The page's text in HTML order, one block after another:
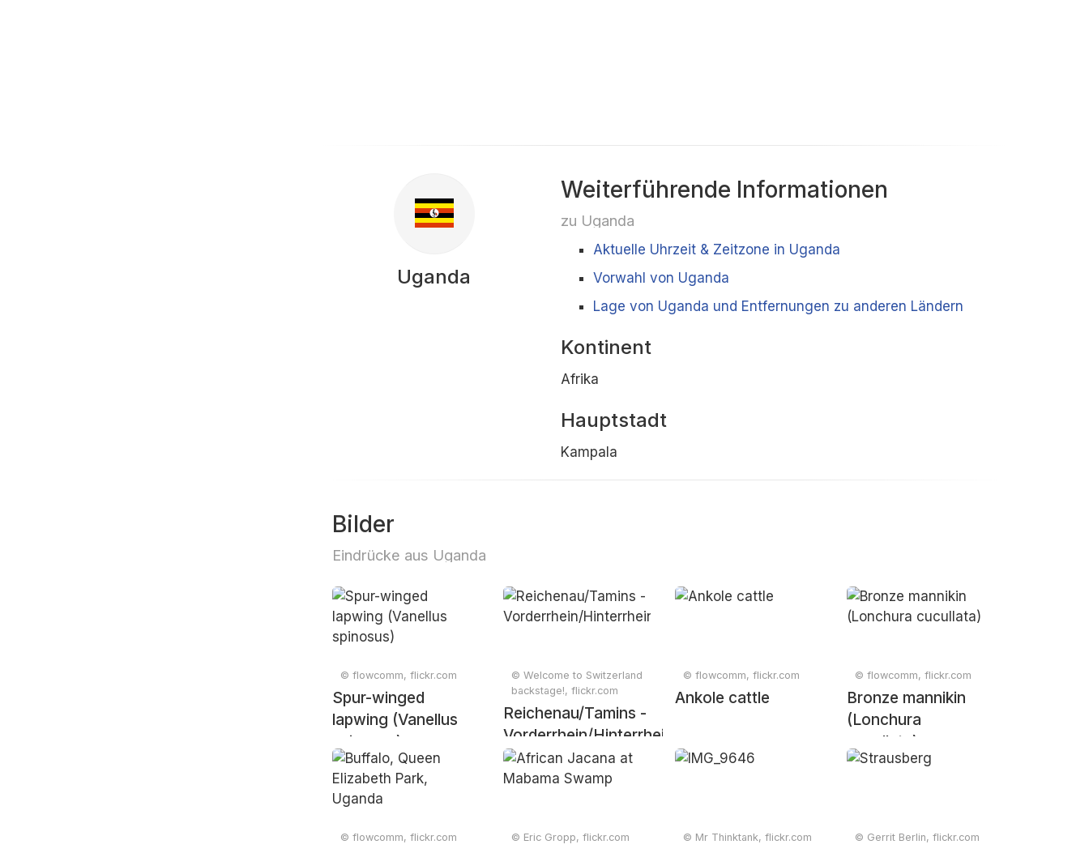
Uganda
Weiterführende Informationen
zu Uganda
Aktuelle Uhrzeit & Zeitzone in Uganda
Vorwahl von Uganda
Lage von Uganda und Entfernungen zu anderen Ländern
Kontinent
Afrika
Hauptstadt
Kampala
Bilder
Eindrücke aus Uganda
© flowcomm, flickr.com
Spur-winged
lapwing (Vanellus
spinosus)
© Welcome to Switzerland
backstage!, flickr.com
Reichenau/Tamins -
Vorderrhein/Hinterrhein
© flowcomm, flickr.com
Ankole cattle
© flowcomm, flickr.com
Bronze mannikin
(Lonchura
cucullata)
© flowcomm, flickr.com © Eric Gropp, flickr.com © Mr Thinktank, flickr.com © Gerrit Berlin, flickr.com